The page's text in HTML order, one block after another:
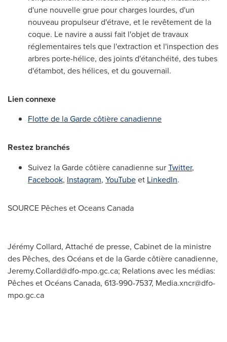
d'une nouvelle grue pour charges lourdes, d'un
nouveau propulseur d'étrave, et le revêtement de la
coque. Le navire a aussi fait l'objet de travaux
réglementaires tels que l'extraction et l'inspection des
arbres porte-hélice, des joints d'étanchéité, des tubes
d'étambot, des hélices, et du gouvernail.
Lien connexe
Flotte de la Garde côtière canadienne
Restez branchés
Suivez la Garde côtière canadienne surTwitter,
Facebook, Instagram, YouTubeet LinkedIn.
SOURCE Pêches et Oceans Canada
Jérémy Collard, Attaché de presse, Cabinet de la ministre
des Pêches, des Océans et de la Garde côtière canadienne,
Jeremy.Collard@dfo-mpo.gc.ca; Relations avec les médias:
Pêches et Océans Canada, 613-990-7537, Media.xncr@dfo-
mpo.gc.ca